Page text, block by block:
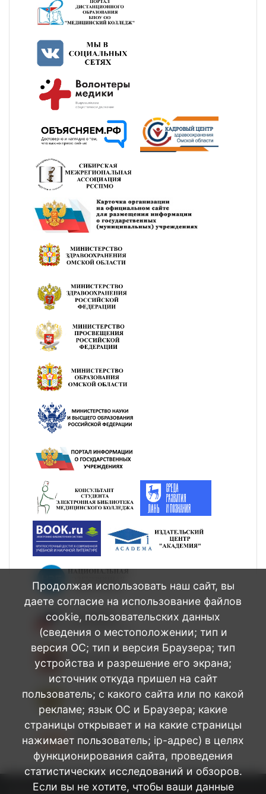
БПОУ Омской области Медицинский ©
Продолжая использовать наш сайт, вы
даете согласие на использование файлов
cookie, пользовательских данных
(сведения о местоположении; тип и
версия ОС; тип и версия Браузера; тип
устройства и разрешение его экрана;
источник откуда пришел на сайт
пользователь; с какого сайта или по какой
рекламе; язык ОС и Браузера; какие
страницы открывает и на какие страницы
нажимает пользователь; ip-адрес) в целях
функционирования сайта, проведения
статистических исследований и обзоров.
Если вы не хотите, чтобы ваши данные